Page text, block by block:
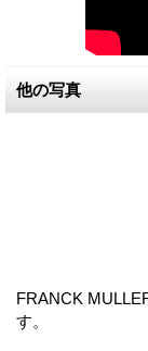
他の写真
FRANCK
す。